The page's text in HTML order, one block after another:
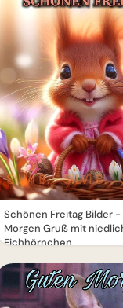
Schönen Freitag Bilder
Morgen Gruß mit
Eichhörnchen